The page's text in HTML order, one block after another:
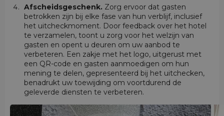
Afscheidsgeschenk. Zorg ervoor dat gasten
betrokken zijn bij elke fase van hun verblijf, inclusief
het uitcheckmoment. Door feedback over het hotel
te verzamelen, toont u zorg voor het welzijn van
gasten en opent u deuren om uw aanbod te
verbeteren. Een zakje met het logo, uitgerust met
een QR-code en gasten aanmoedigen om hun
mening te delen, gepresenteerd bij het uitchecken,
benadrukt uw toewijding om voortdurend de
geleverde diensten te verbeteren.